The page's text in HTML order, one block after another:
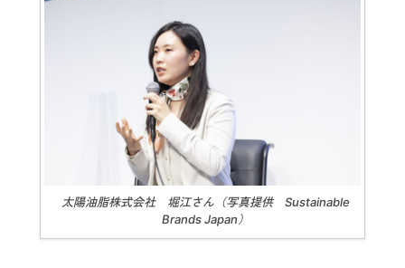
太陽油脂株式会社 堀江さん（写真提供 Sustainable
Brands Japan）